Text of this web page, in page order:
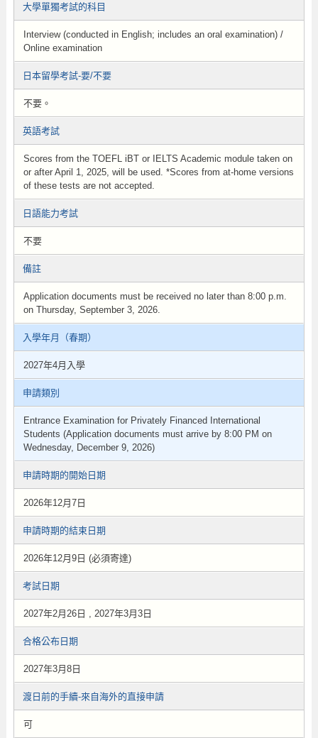
大學單獨考試的科目
Interview (conducted in English; includes an oral examination) /
Online examination
日本留學考試-要/不要
不要。
英語考試
Scores from the TOEFL iBT or IELTS Academic module taken on
or after April 1, 2025, will be used. *Scores from at-home versions
of these tests are not accepted.
日語能力考試
不要
備註
Application documents must be received no later than 8:00 p.m.
on Thursday, September 3, 2026.
入學年月（春期）
2027年4月入學
申請類別
Entrance Examination for Privately Financed International
Students (Application documents must arrive by 8:00 PM on
Wednesday, December 9, 2026)
申請時期的開始日期
2026年12月7日
申請時期的結束日期
2026年12月9日 (必須寄達)
考試日期
2027年2月26日 , 2027年3月3日
合格公布日期
2027年3月8日
渡日前的手續-來自海外的直接申請
可